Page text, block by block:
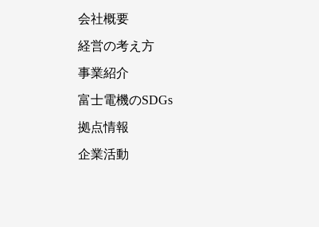
会社概要
経営の考え方
事業紹介
富士電機のSDGs
拠点情報
企業活動